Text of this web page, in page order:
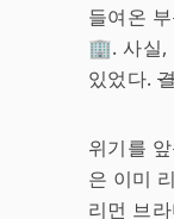
들여온
🏢. 사실,
있었다.
위기를
은 이미
리먼 브